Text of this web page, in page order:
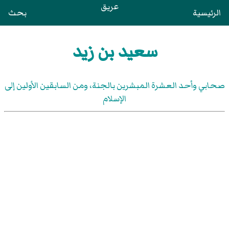
الرئيسية عريق بحث
سعيد بن زيد
صحابي وأحد العشرة المبشرين بالجنة، ومن السابقين الأولين إلى
الإسلام